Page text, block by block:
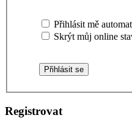
Přihlásit mě
Skrýt můj online
Registrovat